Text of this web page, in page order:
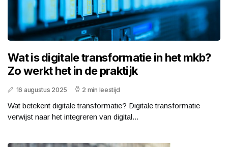
Wat is digitale transformatie in het mkb?
Zo werkt het in de praktijk
16 augustus 2025 2 min leestijd
Wat betekent digitale transformatie? Digitale transformatie
verwijst naar het integreren van digital...